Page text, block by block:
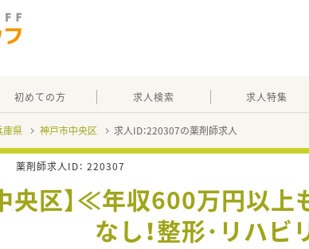
初めての方 求人検索 求人特集
庫県 神戸市中央区 求人ID：220307の薬剤師求人
薬剤師求人ID： 220307
央区】≪年収600万円以
なし！整形･リハ